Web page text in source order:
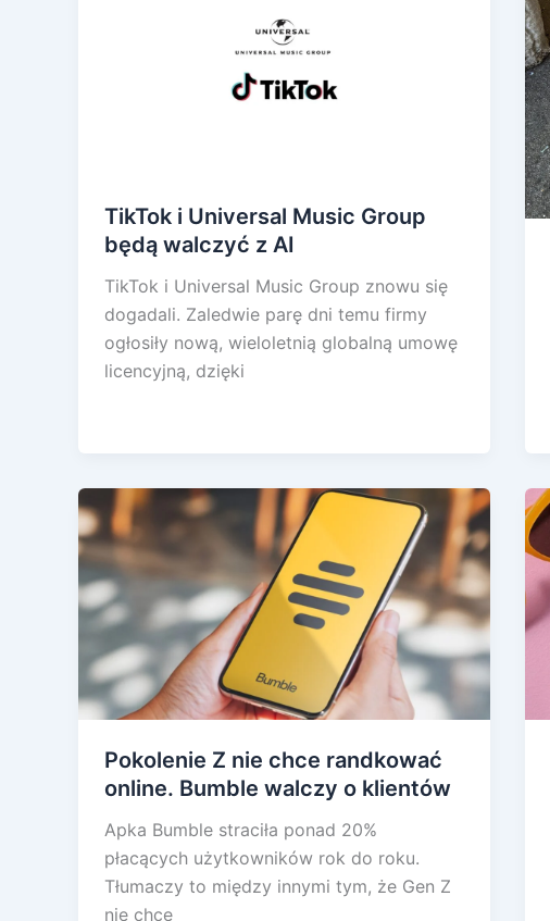
TikTok i Universal Music Group
będą walczyć z AI
TikTok i Universal Music Group znowu się
dogadali. Zaledwie parę dni temu firmy
ogłosiły nową, wieloletnią globalną umowę
licencyjną, dzięki
Pokolenie Z nie chce randkować
online. Bumble walczy o klientów
Apka Bumble straciła ponad 20%
płacących użytkowników rok do roku.
Tłumaczy to między innymi tym, że Gen Z
nie chce